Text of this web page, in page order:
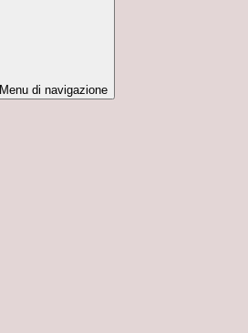
Menu di navigazione